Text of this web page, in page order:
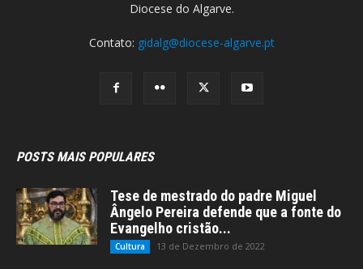
Diocese do Algarve.
Contato: gidalg@diocese-algarve.pt
POSTS MAIS POPULARES
Tese de mestrado do padre Miguel
Ângelo Pereira defende que a fonte do
Evangelho cristão...
Cultura 13 de Dezembro de 2022